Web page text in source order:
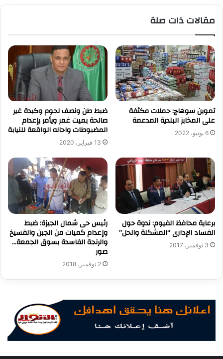
مقالات ذات صلة
تموين سوهاج: حملات مكثفة
على المخابز البلدية المدعمة
6 يونيو، 2022
ضبط طن ونصف لحوم وكبدة غير
صالحة بميت غمر ويأمر بإعدام
المضبوطات واحاله الواقعة للنيابة
13 فبراير، 2020
برعاية محافظ الفيوم: ندوة حول
الفساد الإدارى “المشكلة والحل”
3 نوفمبر، 2017
رئيس حى شمال الجيزة: ضبط
وإعدام كميات من الجبن والفسيخ
والرنجة الفاسدة بسوق الجمعة…
صور
2 نوفمبر، 2018